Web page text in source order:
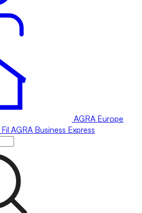
AGRA Europe
Fil AGRA Business Express